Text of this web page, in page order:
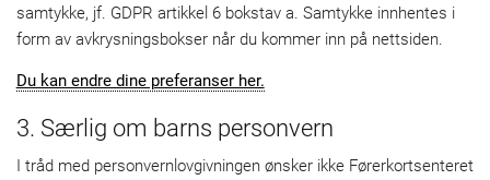
samtykke, jf. GDPR artikkel 6 bokstav a. Samtykke innhentes i
form av avkrysningsbokser når du kommer inn på nettsiden.
Du kan endre dine preferanser her.
3. Særlig om barns personvern
I tråd med personvernlovgivningen ønsker ikke Førerkortsenteret